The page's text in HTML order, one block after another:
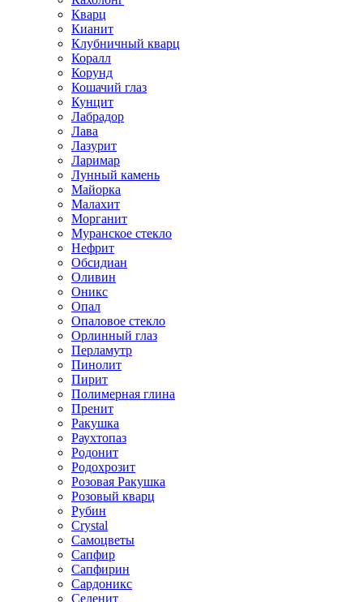
Кварц
Кианит
Клубничный кварц
Коралл
Корунд
Кошачий глаз
Кунцит
Лабрадор
Лава
Лазурит
Ларимар
Лунный камень
Майорка
Малахит
Морганит
Муранское стекло
Нефрит
Обсидиан
Оливин
Оникс
Опал
Опаловое стекло
Орлинный глаз
Перламутр
Пинолит
Пирит
Полимерная глина
Пренит
Ракушка
Раухтопаз
Родонит
Родохрозит
Розовая Ракушка
Розовый кварц
Рубин
Сrystal
Самоцветы
Сапфир
Сапфирин
Сардоникс
Селенит